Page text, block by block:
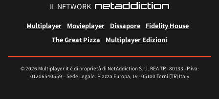
IL NETWORK
Multiplayer Movieplayer Dissapore
Fidelity House
The Great Pizza
Multiplayer Edizioni
© 2026 Multiplayer.it è di proprietà di NetAddiction S.r.l. REA TR - 80133 - P.iva:
01206540559 – Sede Legale: Piazza Europa, 19 - 05100 Terni (TR) Italy